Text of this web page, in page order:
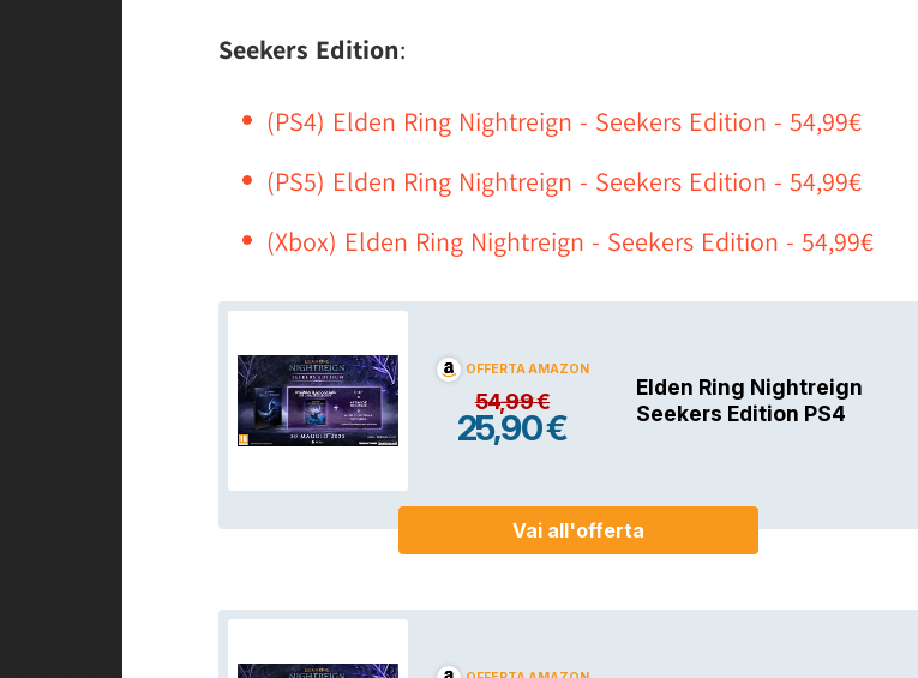
Seekers Edition:
(PS4) Elden Ring Nightreign - Seekers Edition - 54,99€
(PS5) Elden Ring Nightreign - Seekers Edition - 54,99€
(Xbox) Elden Ring Nightreign - Seekers Edition - 54,99€